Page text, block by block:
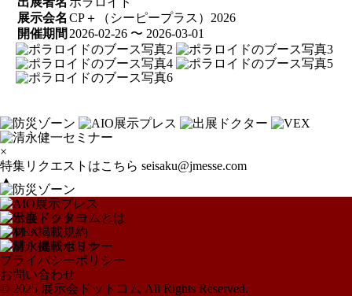
展示会名 CP＋（シーピープラス）2026
開催期間 2026-02-26 〜 2026-03-01
×
特集リクエストはこちら seisaku@jmesse.com
展示会ドットコムとは
取材・掲載規約
取材・掲載ポリシー
プライバシーポリシー
お問い合わせ
© 2025 展示会ドットコム All Rights Reserved.
▲